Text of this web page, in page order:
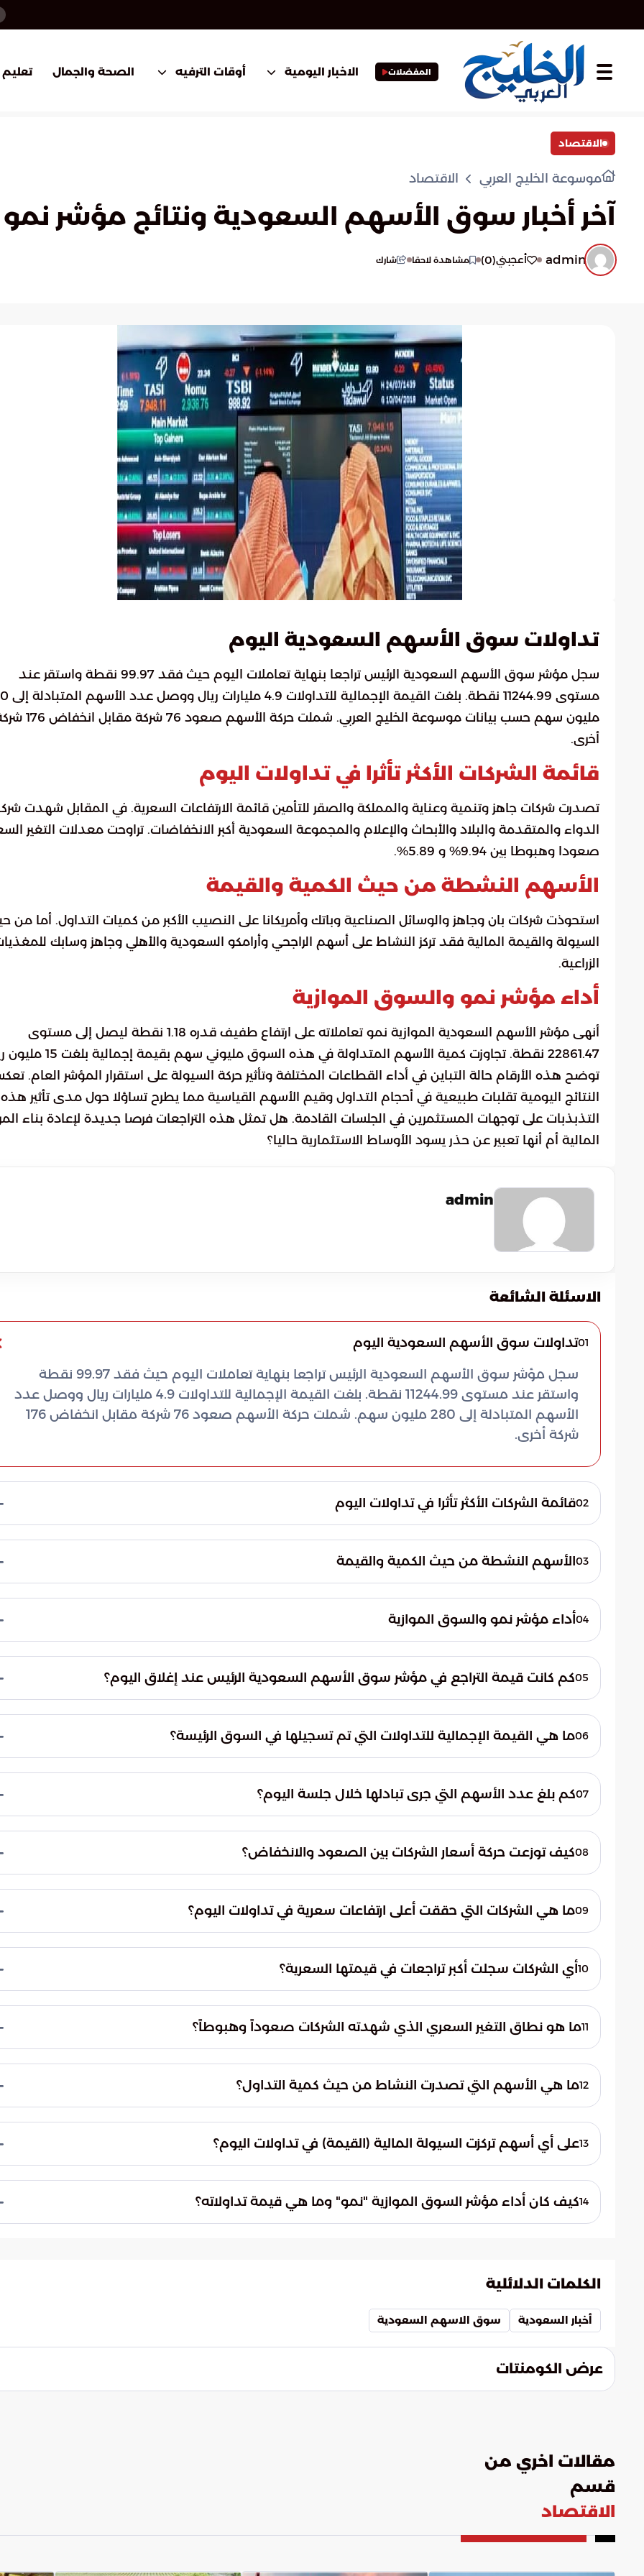
المفضلات الاخبار اليومية أوقات الترفيه الصحة والجمال تعليم
الاقتصاد
موسوعة الخليج العربي الاقتصاد
آخر أخبار سوق الأسهم السعودية ونتائج مؤشر نمو
admin أعجبني(
0
) مشاهدة لاحقا شارك
تداولات سوق الأسهم السعودية اليوم
سجل مؤشر سوق الأسهم السعودية الرئيس تراجعا بنهاية تعاملات اليوم حيث فقد 99.97 نقطة واستقر عند
مستوى 11244.99 نقطة. بلغت
مليون سهم حسب بيانات موسوعة الخليج العربي. شملت حركة الأسهم صعود 76
أخرى.
قائمة الشركات الأكثر تأثرا في تداولات اليوم
تصدرت شركات جاهز وتنمية وعناية والمملكة والصقر للتأمين قائمة الارتفاعات السعرية. في المقابل شهدت
الدواء والمتقدمة والبلاد والأبحاث والإعلام والمجموعة السعودية أكبر الانخفاضات. تراوحت معدلات التغير
صعودا وهبوطا بين 9.94% و 5.89%.
الأسهم النشطة من حيث الكمية والقيمة
استحوذت شركات بان وجاهز والوسائل الصناعية وباتك وأمريكانا على النصيب الأكبر من كميات التداول. أما من
السيولة والقيمة المالية فقد تركز النشاط على أسهم الراجحي وأرامكو السعودية والأهلي وجاهز وسابك
الزراعية.
أداء مؤشر نمو والسوق الموازية
أنهى مؤشر الأسهم السعودية الموازية نمو تعاملاته على ارتفاع طفيف قدره 1.18 نقطة ليصل إلى مستوى
22861.47 نقطة. تجاوزت كمية الأسهم المتداولة في هذه السوق مليوني سهم بقيمة إجمالية بلغت 15 مليون ريال.
توضح هذه الأرقام حالة التباين في أداء القطاعات المختلفة وتأثير حركة السيولة على استقرار المؤشر العام.
النتائج اليومية تقلبات طبيعية في أحجام التداول وقيم الأسهم القياسية مما يطرح تساؤلا حول مدى تأثير هذه
التذبذبات على توجهات المستثمرين في الجلسات القادمة. هل تمثل هذه التراجعات فرصا جديدة لإعادة بناء
المالية أم أنها تعبير عن حذر يسود الأوساط الاستثمارية حاليا؟
admin
الاسئلة الشائعة
01تداولات سوق الأسهم السعودية اليوم
سجل مؤشر سوق الأسهم السعودية الرئيس تراجعا بنهاية تعاملات اليوم حيث فقد 99.97 نقطة
واستقر عند مستوى 11244.99 نقطة. بلغت القيمة الإجمالية للتداولات 4.9 مليارات ريال ووصل عدد
الأسهم المتبادلة إلى 280 مليون سهم. شملت حركة الأسهم صعود 76 شركة مقابل انخفاض 176
شركة أخرى.
02قائمة الشركات الأكثر تأثرا في تداولات اليوم
شهدت شركات الدواء والمتقدمة والبلاد والأبحاث والإعلام والمجموعة السعودية أكبر الانخفاضات.
تراوحت معدلات التغير السعري صعودا وهبوطا بين 9.94% و 5.89%.
03الأسهم النشطة من حيث الكمية والقيمة
أما من حيث السيولة والقيمة المالية فقد تركز النشاط على أسهم الراجحي وأرامكو السعودية والأهلي
وجاهز وسابك للمغذيات الزراعية.
04أداء مؤشر نمو والسوق الموازية
مستوى 22861.47 نقطة. تجاوزت كمية الأسهم المتداولة في هذه السوق مليوني سهم بقيمة
إجمالية بلغت 15 مليون ريال.
05كم كانت قيمة التراجع في مؤشر سوق الأسهم السعودية الرئيس عند إغلاق اليوم؟
نقطة نتيجة التراجعات التي شهدتها الجلسة.06ما هي القيمة الإجمالية للتداولات التي تم تسجيلها في السوق الرئيسة؟
على مختلف الشركات المدرجة في المؤشر العام.07كم بلغ عدد الأسهم التي جرى تبادلها خلال جلسة اليوم؟
البائعين والمشترين في مختلف القطاعات.08كيف توزعت حركة أسعار الشركات بين الصعود والانخفاض؟
شركة أخرى انخفاضاً في قيمتها السوقية.09ما هي الشركات التي حققت أعلى ارتفاعات سعرية في تداولات اليوم؟
حيث النسبة السعرية خلال جلسة التداول.10أي الشركات سجلت أكبر تراجعات في قيمتها السعرية؟
بالانخفاضات السعرية في نهاية التعاملات اليومية. 11ما هو نطاق التغير السعري الذي شهدته الشركات صعوداً وهبوطاً؟
المستويات القصوى والدنيا نسباً تراوحت بين 9.94% و 5.89%. 12ما هي الأسهم التي تصدرت النشاط من حيث كمية التداول؟
والوسائل الصناعية، بالإضافة إلى شركتي باتك وأمريكانا. 13على أي أسهم تركزت السيولة المالية (القيمة) في تداولات اليوم؟
النصيب الأكبر من القيمة المالية والسيولة في السوق.14كيف كان أداء مؤشر السوق الموازية "نمو" وما هي قيمة تداولاته؟
الكلمات الدلائلية
أخبار السعودية سوق الاسهم السعودية
عرض الكومنتات
مقالات اخري من
قسم
الاقتصاد